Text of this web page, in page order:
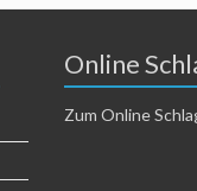
Online
Zum Online